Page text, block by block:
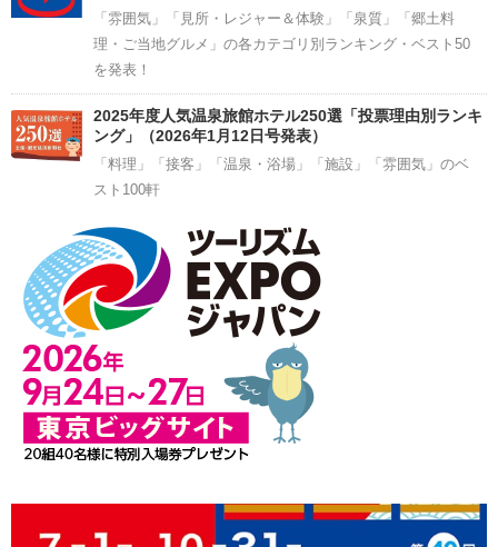
「雰囲気」「見所・レジャー＆体験」「泉質」「郷土料
理・ご当地グルメ」の各カテゴリ別ランキング・ベスト50
を発表！
2025年度人気温泉旅館ホテル250選「投票理由別ランキ
ング」（2026年1月12日号発表）
「料理」「接客」「温泉・浴場」「施設」「雰囲気」のベ
スト100軒